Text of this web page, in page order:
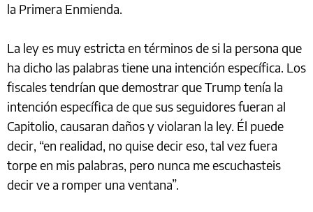
la Primera Enmienda.
La ley es muy estricta en términos de si la persona que
ha dicho las palabras tiene una intención específica. Los
fiscales tendrían que demostrar que Trump tenía la
intención específica de que sus seguidores fueran al
Capitolio, causaran daños y violaran la ley. Él puede
decir, “en realidad, no quise decir eso, tal vez fuera
torpe en mis palabras, pero nunca me escuchasteis
decir ve a romper una ventana”.